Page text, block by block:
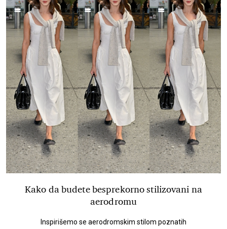
Kako da budete besprekorno stilizovani na
aerodromu
Inspirišemo se aerodromskim stilom poznatih